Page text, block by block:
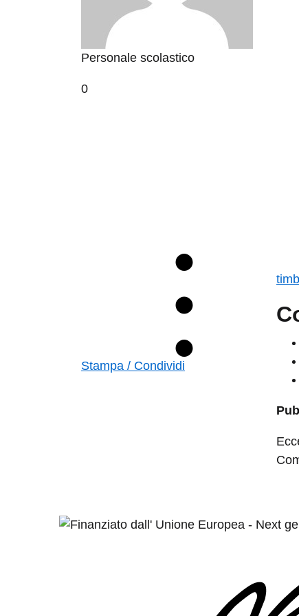
Personale scolastico
0
Stampa / Condividi